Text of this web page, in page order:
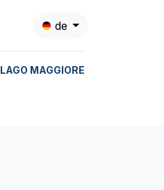
de
LAGO MAGGIORE